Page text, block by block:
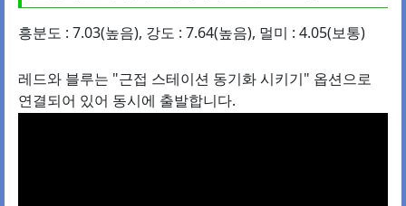
흥분도 : 7.03(높음), 강도 : 7.64(높음), 멀미 : 4.05(보통)
레드와 블루는 "근접 스테이션 동기화 시키기" 옵션으로
연결되어 있어 동시에 출발합니다.